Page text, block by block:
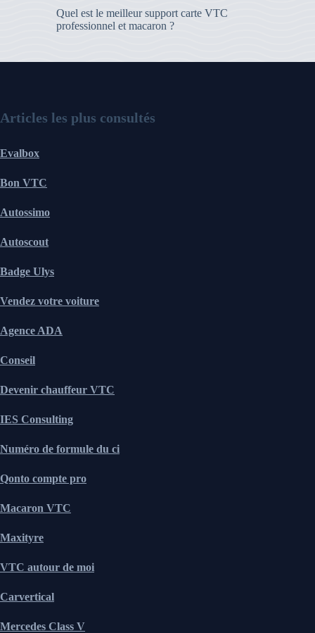
Quel est le meilleur support carte VTC
professionnel et macaron ?
Articles les plus consultés
Evalbox
Bon VTC
Autossimo
Autoscout
Badge Ulys
Vendez votre voiture
Agence ADA
Conseil
Devenir chauffeur VTC
IES Consulting
Numéro de formule du ci
Qonto compte pro
Macaron VTC
Maxityre
VTC autour de moi
Carvertical
Mercedes Class V